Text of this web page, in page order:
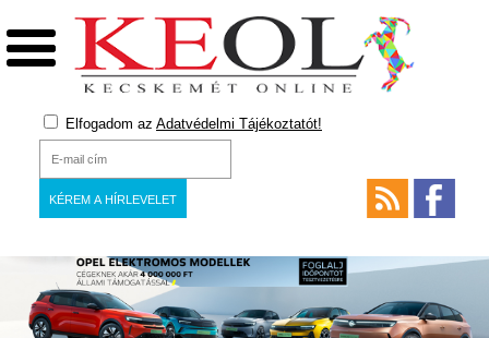
Elfogadom az Adatvédelmi Tájékoztatót!